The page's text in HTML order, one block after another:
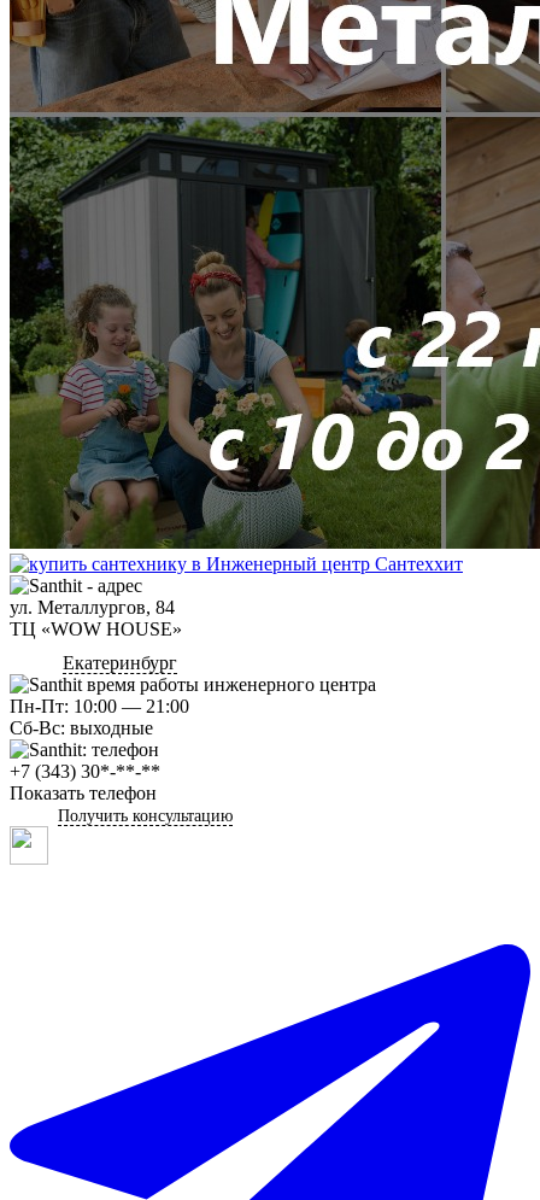
ул. Металлургов, 84
ТЦ «WOW HOUSE»
Екатеринбург
Пн-Пт: 10:00 — 21:00
Сб-Вс: выходные
+7 (343) 30*-**-**
Показать телефон
Получить консультацию